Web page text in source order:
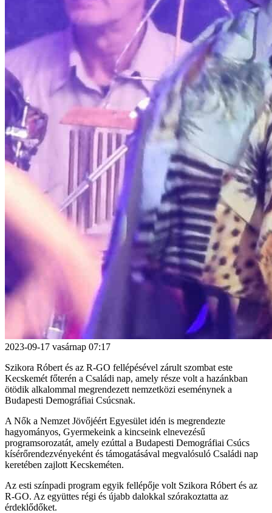
2023-09-17 vasárnap 07:17
Szikora Róbert és az R-GO fellépésével zárult szombat este
Kecskemét főterén a Családi nap, amely része volt a hazánkban
ötödik alkalommal megrendezett nemzetközi eseménynek a
Budapesti Demográfiai Csúcsnak.
A Nők a Nemzet Jövőjéért Egyesület idén is megrendezte
hagyományos, Gyermekeink a kincseink elnevezésű
programsorozatát, amely ezúttal a Budapesti Demográfiai Csúcs
kísérőrendezvényeként és támogatásával megvalósuló Családi nap
keretében zajlott Kecskeméten.
Az esti színpadi program egyik fellépője volt Szikora Róbert és az
R-GO. Az együttes régi és újabb dalokkal szórakoztatta az
érdeklődőket.